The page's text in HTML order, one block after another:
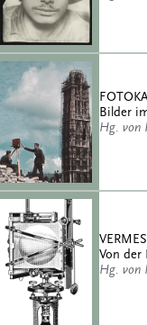
Bilder
Hg. von
Von der
Hg. von